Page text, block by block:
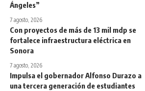
Ángeles”
7 agosto, 2026
Con proyectos de más de 13 mil mdp se
fortalece infraestructura eléctrica en
Sonora
7 agosto, 2026
Impulsa el gobernador Alfonso Durazo a
una tercera generación de estudiantes